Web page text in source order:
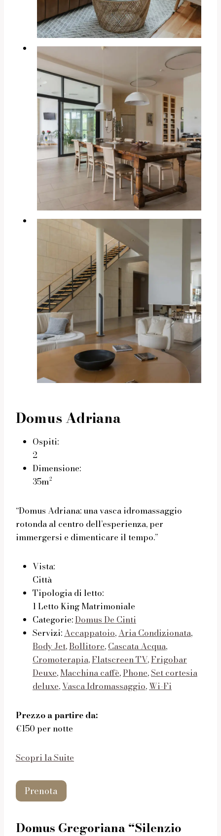
Domus Adriana
Ospiti:
2
Dimensione:
35m²
“Domus Adriana: una vasca idromassaggio
rotonda al centro dell’esperienza, per
immergersi e dimenticare il tempo.”
Vista:
Città
Tipologia di letto:
1 Letto King Matrimoniale
Categorie:Domus De Cinti
Servizi:Accappatoio,Aria Condizionata,
Body Jet,Bollitore,Cascata Acqua,
Cromoterapia,Flatscreen TV,Frigobar
Deuxe,Macchina caffè,Phone,Set cortesia
deluxe,Vasca Idromassaggio,Wi-Fi
Prezzo a partire da:
€150 per notte
Scopri la Suite
Prenota
Domus Gregoriana “Silenzio